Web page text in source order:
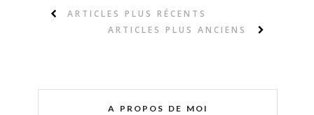
ARTICLES PLUS RÉCENTS
ARTICLES PLUS ANCIENS
A PROPOS DE MOI